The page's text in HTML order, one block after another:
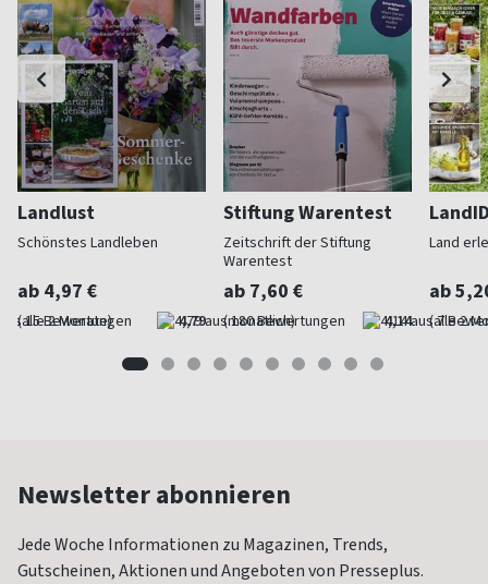
Landlust
Schönstes Landleben
ab 4,97 €
(alle 2 Monate) 4,79
Stiftung Warentest
Zeitschrift der Stiftung
Warentest
ab 7,60 €
(monatlich) 4,14
Land
ab
(alle 2
Newsletter abonnieren
Jede Woche Informationen zu Magazinen, Trends,
Gutscheinen, Aktionen und Angeboten von Presseplus.